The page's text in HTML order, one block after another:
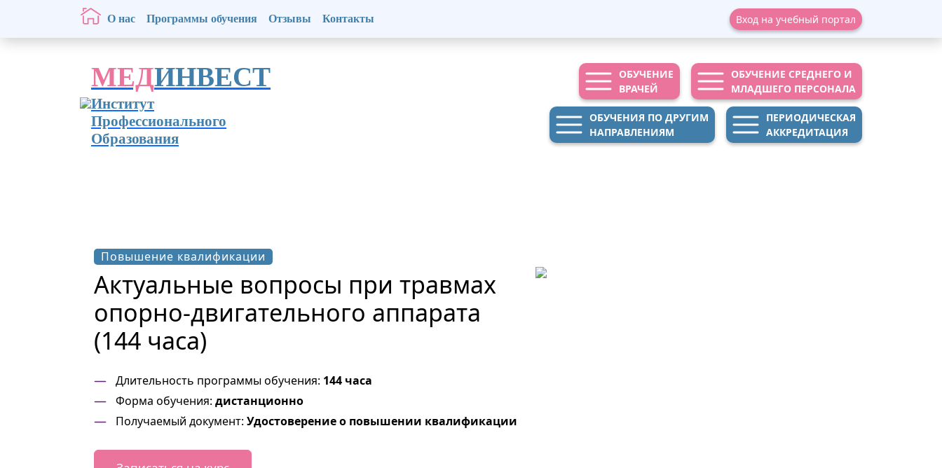
О нас Программы обучения Отзывы Контакты Вход на учебный портал
МЕДИНВЕСТ
Институт
Профессионального
Образования
ОБУЧЕНИЕ
ВРАЧЕЙ
ОБУЧЕНИЕ СРЕДНЕГО И
МЛАДШЕГО ПЕРСОНАЛА
ОБУЧЕНИЯ ПО ДРУГИМ
НАПРАВЛЕНИЯМ
ПЕРИОДИЧЕСКАЯ
АККРЕДИТАЦИЯ
Повышение квалификации
Актуальные вопросы при травмах
опорно-двигательного аппарата
(144 часа)
Длительность программы обучения: 144 часа
Форма обучения: дистанционно
Получаемый документ: Удостоверение о повышении квалификации